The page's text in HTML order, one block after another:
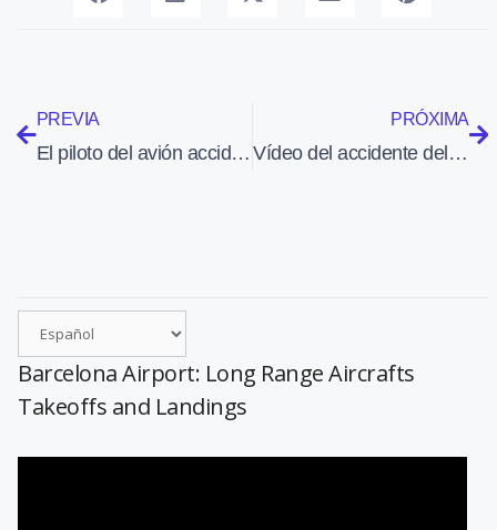
PREVIA
El piloto del avión accidentado en San Francisco tenía poca experiencia con el Boeing 777
PRÓXIMA
Vídeo del accidente del Boeing 777 de Asiana en San Francisco
Barcelona Airport: Long Range Aircrafts
Takeoffs and Landings